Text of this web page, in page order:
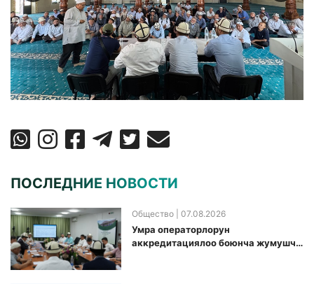
ПОСЛЕДНИЕ НОВОСТИ
Общество | 07.08.2026
Умра операторлорун
аккредитациялоо боюнча жумушчу